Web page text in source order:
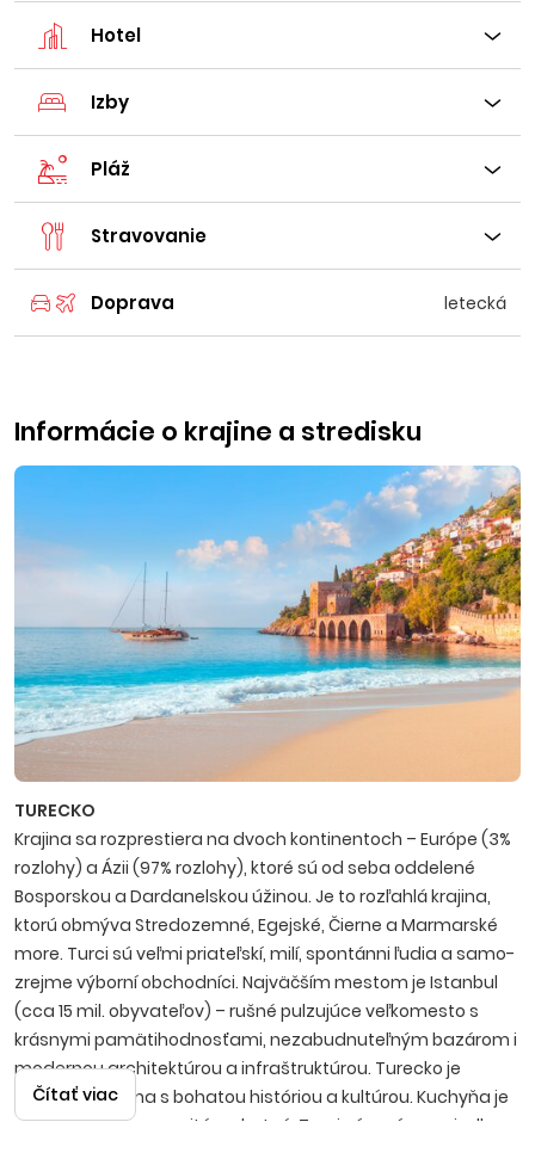
Hotel
Izby
Pláž
Stravovanie
Doprava letecká
Informácie o krajine a stredisku
TURECKO
Krajina sa rozprestiera na dvoch kontinentoch – Európe (3%
rozlohy) a Ázii (97% rozlohy), ktoré sú od seba oddelené
Bosporskou a Dardanelskou úžinou. Je to rozľahlá krajina,
ktorú obmýva Stredozemné, Egejské, Čierne a Marmarské
more. Turci sú veľmi priateľskí, milí, spontánni ľudia a samo­
zrejme výborní obchodníci. Najväčším mestom je Istanbul
(cca 15 mil. obyvateľov) – rušné pulzujúce veľkomesto s
krásnymi pamätihodnosťami, nezabudnuteľným bazá­rom i
modernou architektúrou a infraštruktúrou. Turecko je
nádherná krajina s bohatou históriou a kultúrou. Kuchyňa je
mimoriadne rozmanitá a chutná, Turci sú v príprave jedla
Čítať viac